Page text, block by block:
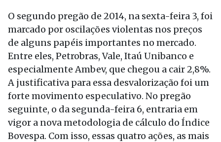
O segundo pregão de 2014, na sexta-feira 3, foi
marcado por oscilações violentas nos preços
de alguns papéis importantes no mercado.
Entre eles, Petrobras, Vale, Itaú Unibanco e
especialmente Ambev, que chegou a cair 2,8%.
A justificativa para essa desvalorização foi um
forte movimento especulativo. No pregão
seguinte, o da segunda-feira 6, entraria em
vigor a nova metodologia de cálculo do Índice
Bovespa. Com isso, essas quatro ações, as mais